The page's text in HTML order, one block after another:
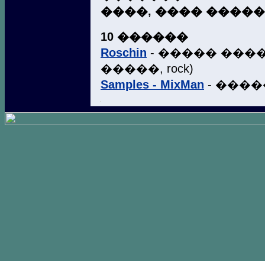
����, ����
10 ������
Roschin - �����
�����, rock)
Samples - MixMan -